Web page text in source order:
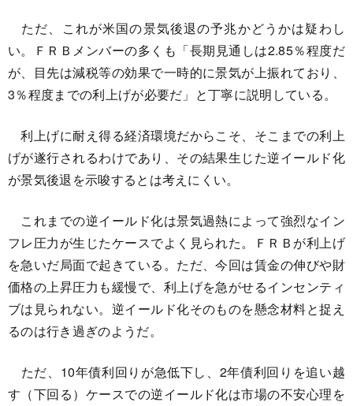
ただ、これが米国の景気後退の予兆かどうかは疑わし
い。ＦＲＢメンバーの多くも「長期見通しは2.85％程度だ
が、目先は減税等の効果で一時的に景気が上振れており、
3％程度までの利上げが必要だ」と丁寧に説明している。
利上げに耐え得る経済環境だからこそ、そこまでの利上
げが遂行されるわけであり、その結果生じた逆イールド化
が景気後退を示唆するとは考えにくい。
これまでの逆イールド化は景気過熱によって強烈なイン
フレ圧力が生じたケースでよく見られた。ＦＲＢが利上げ
を急いだ局面で起きている。ただ、今回は賃金の伸びや財
価格の上昇圧力も緩慢で、利上げを急がせるインセンティ
ブは見られない。逆イールド化そのものを懸念材料と捉え
るのは行き過ぎのようだ。
ただ、10年債利回りが急低下し、2年債利回りを追い越
す（下回る）ケースでの逆イールド化は市場の不安心理を